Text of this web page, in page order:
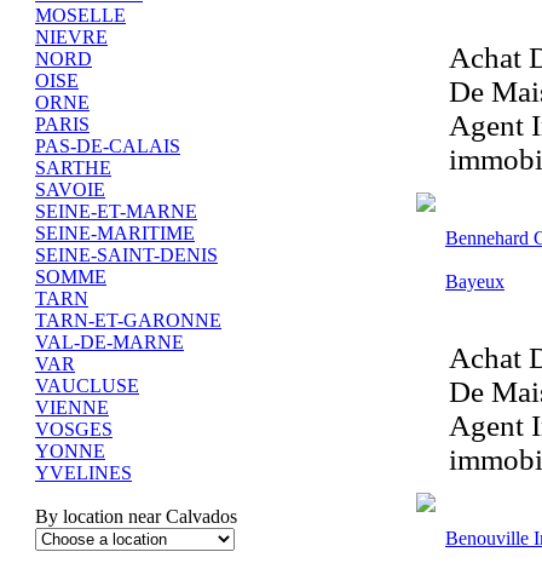
MOSELLE
NIEVRE
NORD
OISE
ORNE
PARIS
PAS-DE-CALAIS
SARTHE
SAVOIE
SEINE-ET-MARNE
SEINE-MARITIME
SEINE-SAINT-DENIS
SOMME
TARN
TARN-ET-GARONNE
VAL-DE-MARNE
VAR
VAUCLUSE
VIENNE
VOSGES
YONNE
YVELINES
By location near Calvados
Achat
De
Agent
Bennehard
Bayeux
Achat
De
Agent
Benouville